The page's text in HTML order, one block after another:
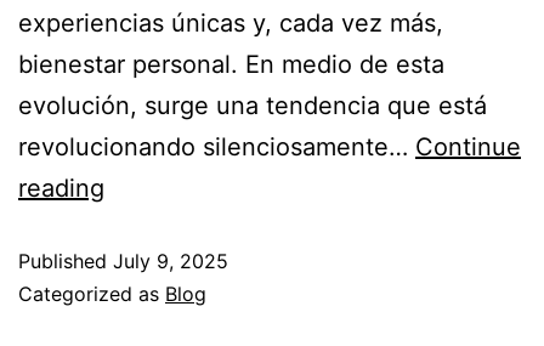
experiencias únicas y, cada vez más,
bienestar personal. En medio de esta
evolución, surge una tendencia que está
revolucionando silenciosamente… Continue
reading
Published July 9, 2025
Categorized as Blog